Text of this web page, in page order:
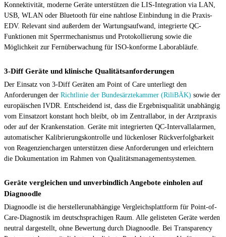
Konnektivität, moderne Geräte unterstützen die LIS-Integration via LAN,
USB, WLAN oder Bluetooth für eine nahtlose Einbindung in die Praxis-
EDV. Relevant sind außerdem der Wartungsaufwand, integrierte QC-
Funktionen mit Sperrmechanismus und Protokollierung sowie die
Möglichkeit zur Fernüberwachung für ISO-konforme Laborabläufe.
3-Diff Geräte und klinische Qualitätsanforderungen
Der Einsatz von 3-Diff Geräten am Point of Care unterliegt den
Anforderungen der Richtlinie der Bundesärztekammer (RiliBÄK) sowie der
europäischen IVDR. Entscheidend ist, dass die Ergebnisqualität unabhängig
vom Einsatzort konstant hoch bleibt, ob im Zentrallabor, in der Arztpraxis
oder auf der Krankenstation. Geräte mit integrierten QC-Intervallalarmen,
automatischer Kalibrierungskontrolle und lückenloser Rückverfolgbarkeit
von Reagenzienchargen unterstützen diese Anforderungen und erleichtern
die Dokumentation im Rahmen von Qualitätsmanagementsystemen.
Geräte vergleichen und unverbindlich Angebote einholen auf
Diagnoodle
Diagnoodle ist die herstellerunabhängige Vergleichsplattform für Point-of-
Care-Diagnostik im deutschsprachigen Raum. Alle gelisteten Geräte werden
neutral dargestellt, ohne Bewertung durch Diagnoodle. Bei Transparency